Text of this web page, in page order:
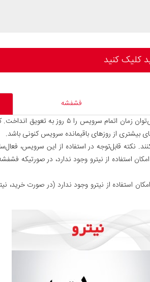
کلیک ‌کنید
فشفشه
نیترو، سرویسی است که روزهای سرویس مشترکین را با حفظ سرعت سرویس
بیشتری از روزهای باقیمانده سرویس کنونی باشد.
نکته قابل‌توجه در استفاده از این سرویس،
استفاده از نیترو وجود ندارد، در صورتیکه
استفاده از نیترو وجود ندارد (در صورت خرید،